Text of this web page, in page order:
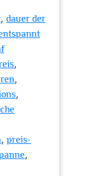
, dauer der
,
,
,
, preis-
,